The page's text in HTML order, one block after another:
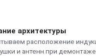
архитектуры
расположение
и антенн при